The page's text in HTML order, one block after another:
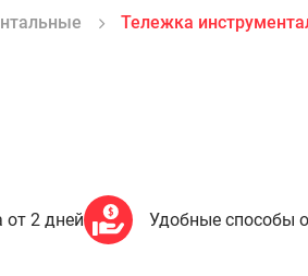
Тележка
от 2 дней Удобные способы